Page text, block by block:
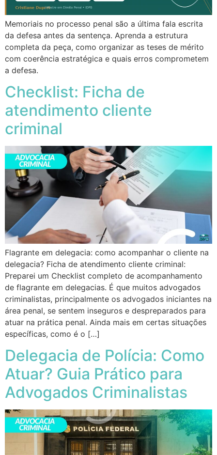
Memoriais no processo penal são a última fala escrita
da defesa antes da sentença. Aprenda a estrutura
completa da peça, como organizar as teses de mérito
com coerência estratégica e quais erros comprometem
a defesa.
Checklist: Ficha de
atendimento cliente
criminal
Flagrante em delegacia: como acompanhar o cliente na
delegacia? Ficha de atendimento cliente criminal:
Preparei um Checklist completo de acompanhamento
de flagrante em delegacias. É que muitos advogados
criminalistas, principalmente os advogados iniciantes na
área penal, se sentem inseguros e despreparados para
atuar na prática penal. Ainda mais em certas situações
específicas, como é o […]
Delegacia de Polícia: Como
Atuar? Guia Prático para
Advogados Criminalistas